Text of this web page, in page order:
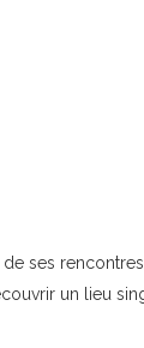
ses
un lieu